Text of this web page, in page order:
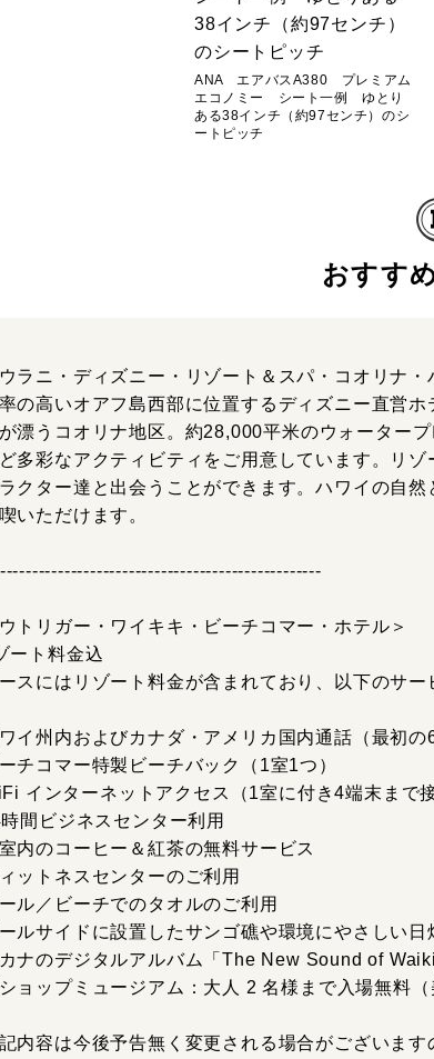
ANA エアバスA380 プレミアム
エコノミー シート一例 ゆとり
ある38インチ（約97センチ）のシ
ートピッチ
おすす
ラニ・ディズニー・リゾート＆スパ・コオリナ・
の高いオアフ島西部に位置するディズニー直営
漂うコオリナ地区。約28,000平米のウォーター
多彩なアクティビティをご用意しています。リ
クター達と出会うことができます。ハワイの自
いただけます。
トリガー・ワイキキ・ビーチコマー・ホテル＞
ート料金込
スにはリゾート料金が含まれており、以下のサー
ワイ州内およびカナダ・アメリカ国内通話（最初の
ーチコマー特製ビーチバック（1室1つ）
インターネットアクセス（1室に付き4端末まで
時間ビジネスセンター利用
室内のコーヒー＆紅茶の無料サービス
ィットネスセンターのご利用
ール／ビーチでのタオルのご利用
ールサイドに設置したサンゴ礁や環境にやさしい
カナのデジタルアルバム「The New Sound of
ショップミュージアム：大人 2 名様まで入場無料
内容は今後予告無く変更される場合がございます